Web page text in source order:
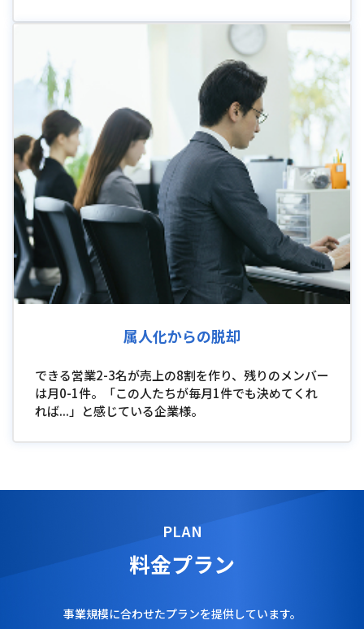
属人化からの脱却
できる営業2-3名が売上の8割を作り、残りのメンバー
は月0-1件。「この人たちが毎月1件でも決めてくれ
れば...」と感じている企業様。
料金プラン
事業規模に合わせたプランを提供しています。